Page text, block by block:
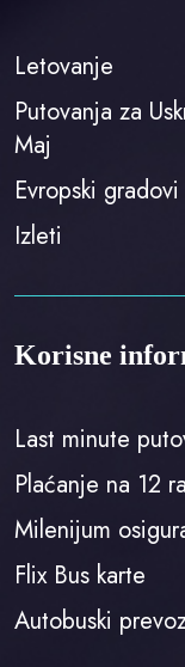
Letovanje
Putovanja za
Maj
Evropski gradovi
Izleti
Korisne
Last minute
Plaćanje na 12
Milenijum
Flix Bus karte
Autobuski